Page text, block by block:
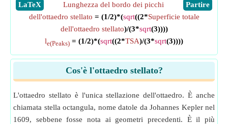
​LaTeX ​Partire
Lunghezza del bordo dei picchi
dell'ottaedro stellato = (1/2)*(sqrt((2*Superficie totale
dell'ottaedro stellato)/(3*sqrt(3))))
le(Peaks) = (1/2)*(sqrt((2*TSA)/(3*sqrt(3))))
Cos'è l'ottaedro stellato?
L'ottaedro stellato è l'unica stellazione dell'ottaedro. È anche
chiamata stella octangula, nome datole da Johannes Kepler nel
1609, sebbene fosse nota ai geometri precedenti. È il più